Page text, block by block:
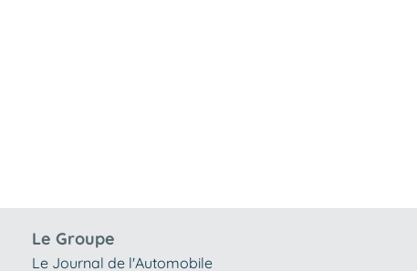
Le Groupe
Le Journal de l'Automobile